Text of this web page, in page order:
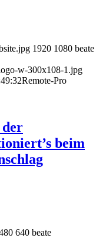
1920 1080 beate
w-300x108-1.jpg
Remote-Pro
der
beim
640 beate